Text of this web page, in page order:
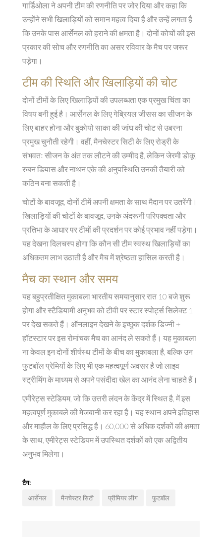
गार्डिओला ने अपनी टीम की रणनीति पर जोर दिया और कहा कि
उन्होंने सभी खिलाड़ियों को समान महत्व दिया है और उन्हें लगता है
कि उनके पास आर्सेनल को हराने की क्षमता है। दोनों कोचों की इस
प्रकार की सोच और रणनीति का असर रविवार के मैच पर जरूर
पड़ेगा।
टीम की स्थिति और खिलाड़ियों की चोट
दोनों टीमों के लिए खिलाड़ियों की उपलब्धता एक प्रमुख चिंता का
विषय बनी हुई है। आर्सेनल के लिए गेब्रियल जीसस का सीजन के
लिए बाहर होना और बुकोयो साका की जांघ की चोट से उबरना
प्रमुख चुनौती रहेगी। वहीं, मैनचेस्टर सिटी के लिए रोड्री के
संभवतः सीजन के अंत तक लौटने की उम्मीद है, लेकिन जेरमी डोकू,
रुबन डियास और नाथन एके की अनुपस्थिति उनकी तैयारी को
कठिन बना सकती है।
चोटों के बावजूद, दोनों टीमें अपनी क्षमता के साथ मैदान पर उतरेंगी।
खिलाड़ियों की चोटों के बावजूद, उनके अंदरूनी परिपक्वता और
प्रतिभा के आधार पर टीमों की प्रदर्शन पर कोई प्रभाव नहीं पड़ेगा।
यह देखना दिलचस्प होगा कि कौन सी टीम स्वस्थ खिलाड़ियों का
अधिकतम लाभ उठाती है और मैच में श्रेष्ठता हासिल करती है।
मैच का स्थान और समय
यह बहुप्रतीक्षित मुकाबला भारतीय समयानुसार रात 10 बजे शुरू
होगा और स्टैडियामी अनुभव को टीवी पर स्टार स्पोर्ट्स सिलेक्ट 1
पर देख सकते हैं। ऑनलाइन देखने के इच्छुक दर्शक डिज्नी +
हॉटस्टार पर इस रोमांचक मैच का आनंद ले सकते हैं। यह मुकाबला
ना केवल इन दोनों शीर्षस्थ टीमों के बीच का मुकाबला है, बल्कि उन
फुटबॉल प्रेमियों के लिए भी एक महत्वपूर्ण अवसर है जो लाइव
स्ट्रीमिंग के माध्यम से अपने पसंदीदा खेल का आनंद लेना चाहते हैं।
एमीरेट्स स्टेडियम, जो कि उत्तरी लंदन के केंद्र में स्थित है, में इस
महत्वपूर्ण मुकाबले की मेजबानी कर रहा है। यह स्थान अपने इतिहास
और माहौल के लिए प्रसिद्ध है। 60,000 से अधिक दर्शकों की क्षमता
के साथ, एमीरेट्स स्टेडियम में उपस्थित दर्शकों को एक अद्वितीय
अनुभव मिलेगा।
टैग:
आर्सेनल
मैनचेस्टर सिटी प्रीमियर लीग फुटबॉल